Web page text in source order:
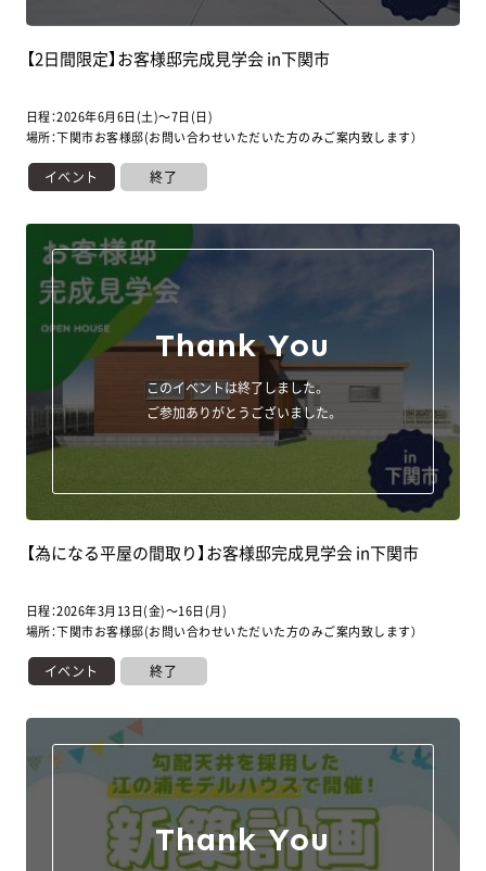
【2日間限定】お客様邸完成見学会 in下関市
日程：2026年6月6日(土)～7日(日)
場所：下関市お客様邸(お問い合わせいただいた方のみご案内致します）
イベント 終了
Thank You
このイベントは終了しました。
ご参加ありがとうございました。
【為になる平屋の間取り】お客様邸完成見学会 in下関市
日程：2026年3月13日(金)～16日(月)
場所：下関市お客様邸(お問い合わせいただいた方のみご案内致します）
イベント 終了
Thank You